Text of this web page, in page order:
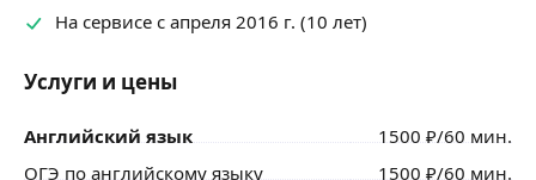
На сервисе с апреля 2016 г. (10 лет)
Услуги и цены
Английский язык 1500 ₽/60 мин.
ОГЭ по английскому языку
1500 ₽/60 мин.